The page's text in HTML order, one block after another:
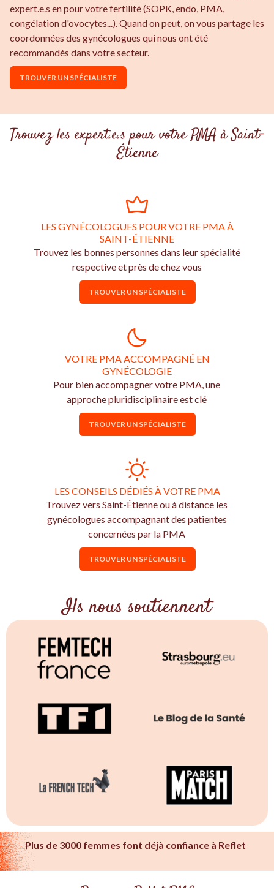
expert.e.s en pour votre fertilité (SOPK, endo, PMA,
congélation d'ovocytes...). Quand on peut, on vous partage les
coordonnées des gynécologues qui nous ont été
recommandés dans votre secteur.
TROUVER UN SPÉCIALISTE
Trouvez les expert.e.s pour votre PMA à Saint-
Étienne
LES GYNÉCOLOGUES POUR VOTRE PMA À
SAINT-ÉTIENNE
Trouvez les bonnes personnes dans leur spécialité
respective et près de chez vous
TROUVER UN SPÉCIALISTE
VOTRE PMA ACCOMPAGNÉ EN
GYNÉCOLOGIE
Pour bien accompagner votre PMA, une
approche pluridisciplinaire est clé
TROUVER UN SPÉCIALISTE
LES CONSEILS DÉDIÉS À VOTRE PMA
Trouvez vers Saint-Étienne ou à distance les
gynécologues accompagnant des patientes
concernées par la PMA
TROUVER UN SPÉCIALISTE
Ils nous soutiennent
Plus de 3000 femmes font déjà confiance à Reflet